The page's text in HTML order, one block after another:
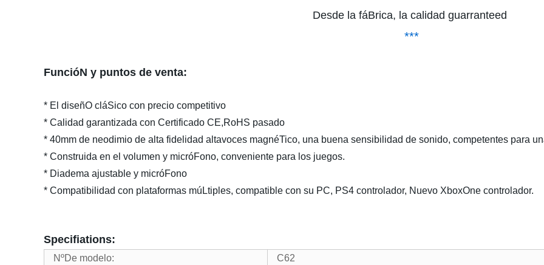
Desde la fáBrica, la calidad guarranteed
***
FuncióN y puntos de venta:
* El diseñO cláSico con precio competitivo
* Calidad garantizada con Certificado CE,RoHS pasado
* 40mm de neodimio de alta fidelidad altavoces magnéTico, una buena sensibilidad de sonido, competentes para
* Construida en el volumen y micróFono, conveniente para los juegos.
* Diadema ajustable y micróFono
* Compatibilidad con plataformas múLtiples, compatible con su PC, PS4 controlador, Nuevo XboxOne controlador.
Specifiations:
NºDe modelo:
C62